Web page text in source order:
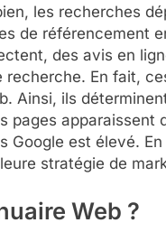
les recherches
de référencement
des avis en
En fait,
Ainsi, ils
pages apparaissent
est élevé.
stratégie de
Web ?